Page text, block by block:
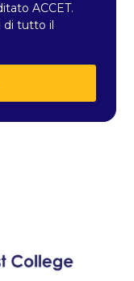
ACCET.
tutto il